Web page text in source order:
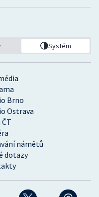
Brno
Ostrava
ČT
námětů
dotazy
Systém